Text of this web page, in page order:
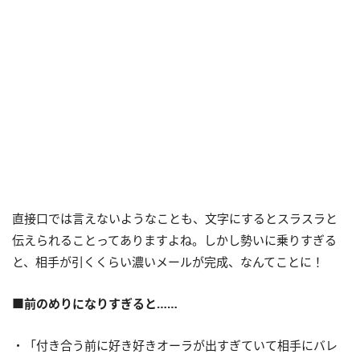
直接口では言えないようなことも、文字にするとスラスラと
伝えられることってありますよね。しかし勢いに乗りすぎる
と、相手が引くくらい濃いメールが完成、なんてことに！
■前のめりになりすぎると……
・「付き合う前に好き好きオーラが出すぎていて相手にバレ